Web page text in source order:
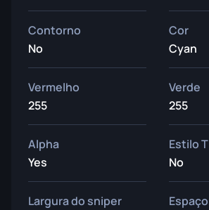
Contorno
No
Cor
Cyan
Vermelho
255
Verde
255
Alpha
Yes
Estilo T
No
Largura do sniper